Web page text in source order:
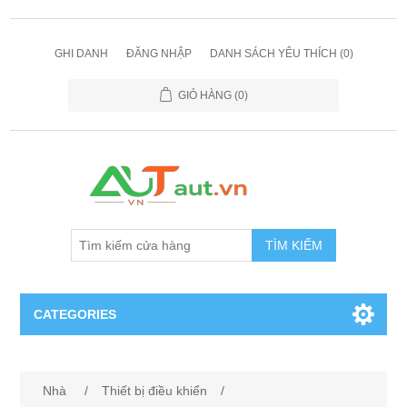
GHI DANH ĐĂNG NHẬP DANH SÁCH YÊU THÍCH (0)
GIỎ HÀNG (0)
TÌM KIẾM
CATEGORIES
Nhà / Thiết bị điều khiển
/